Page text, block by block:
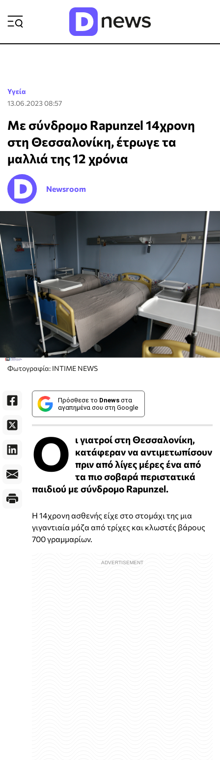
Υγεία
13.06.2023 08:57
Με σύνδρομο Rapunzel 14χρονη
στη Θεσσαλονίκη, έτρωγε τα
μαλλιά της 12 χρόνια
Newsroom
Φωτογραφία: INTIME NEWS
Πρόσθεσε το Dnews στα
αγαπημένα σου στη Google
Ο ι γιατροί στη Θεσσαλονίκη,
κατάφεραν να αντιμετωπίσουν
πριν από λίγες μέρες ένα από
τα πιο σοβαρά περιστατικά
παιδιού με σύνδρομο Rapunzel.
Η 14χρονη ασθενής είχε στο στομάχι της μια
γιγαντιαία μάζα από τρίχες και κλωστές βάρους
700 γραμμαρίων.